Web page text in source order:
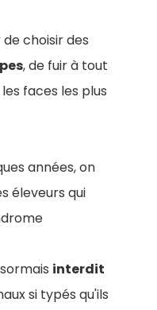
choisir des
, de fuir à tout
faces les plus
années, on
éleveurs qui
interdit
si typés qu'ils